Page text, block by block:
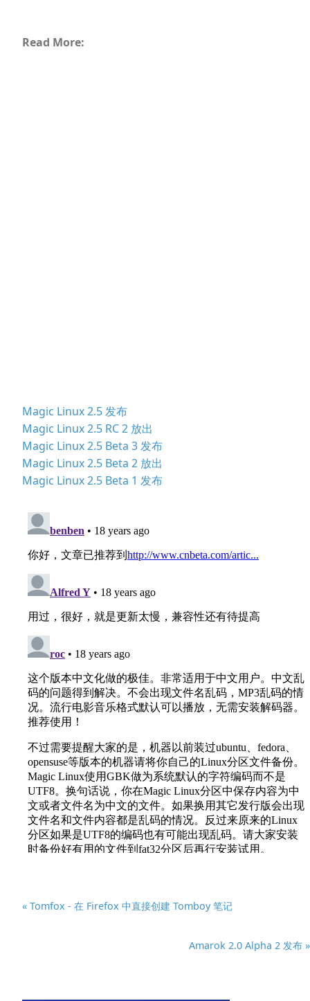
Read More:
Magic Linux 2.5 发布
Magic Linux 2.5 RC 2 放出
Magic Linux 2.5 Beta 3 发布
Magic Linux 2.5 Beta 2 放出
Magic Linux 2.5 Beta 1 发布
« Tomfox - 在 Firefox 中直接创建 Tomboy 笔记
Amarok 2.0 Alpha 2 发布 »